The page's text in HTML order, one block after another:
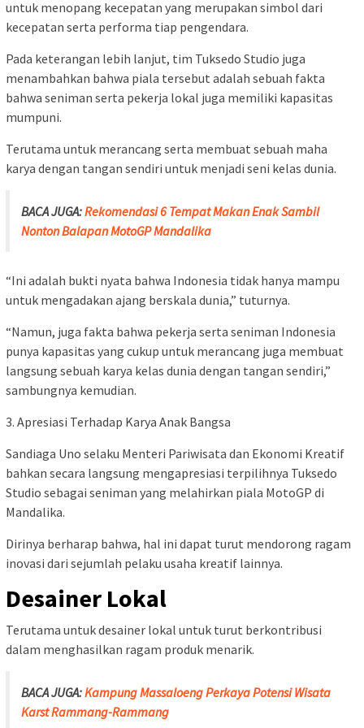
untuk menopang kecepatan yang merupakan simbol dari
kecepatan serta performa tiap pengendara.
Pada keterangan lebih lanjut, tim Tuksedo Studio juga
menambahkan bahwa piala tersebut adalah sebuah fakta
bahwa seniman serta pekerja lokal juga memiliki kapasitas
mumpuni.
Terutama untuk merancang serta membuat sebuah maha
karya dengan tangan sendiri untuk menjadi seni kelas dunia.
BACA JUGA:Rekomendasi 6 Tempat Makan Enak Sambil
Nonton Balapan MotoGP Mandalika
“Ini adalah bukti nyata bahwa Indonesia tidak hanya mampu
untuk mengadakan ajang berskala dunia,” tuturnya.
“Namun, juga fakta bahwa pekerja serta seniman Indonesia
punya kapasitas yang cukup untuk merancang juga membuat
langsung sebuah karya kelas dunia dengan tangan sendiri,”
sambungnya kemudian.
3. Apresiasi Terhadap Karya Anak Bangsa
Sandiaga Uno selaku Menteri Pariwisata dan Ekonomi Kreatif
bahkan secara langsung mengapresiasi terpilihnya Tuksedo
Studio sebagai seniman yang melahirkan piala MotoGP di
Mandalika.
Dirinya berharap bahwa, hal ini dapat turut mendorong ragam
inovasi dari sejumlah pelaku usaha kreatif lainnya.
Desainer Lokal
Terutama untuk desainer lokal untuk turut berkontribusi
dalam menghasilkan ragam produk menarik.
BACA JUGA:Kampung Massaloeng Perkaya Potensi Wisata
Karst Rammang-Rammang